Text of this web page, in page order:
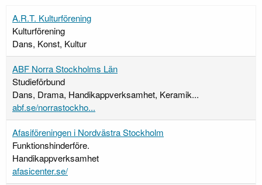
A.R.T. Kulturförening
Kulturförening
Dans, Konst, Kultur
ABF Norra Stockholms Län
Studieförbund
Dans, Drama, Handikappverksamhet, Keramik...
abf.se/norrastockho...
Afasiföreningen i Nordvästra Stockholm
Funktionshinderföre.
Handikappverksamhet
afasicenter.se/